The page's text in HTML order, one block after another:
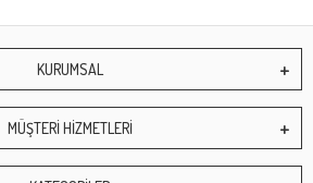
KURUMSAL
MÜŞTERİ HİZMETLERİ